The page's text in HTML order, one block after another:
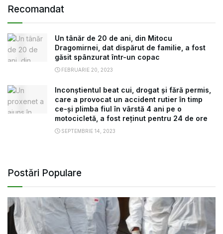
Recomandat
Un tânăr de 20 de ani, din Mitocu
Dragomirnei, dat dispărut de familie, a fost
găsit spânzurat într-un copac
FEBRUARIE 20, 2023
Inconștientul beat cui, drogat și fără permis,
care a provocat un accident rutier în timp
ce-și plimba fiul în vârstă 4 ani pe o
motocicletă, a fost reținut pentru 24 de ore
SEPTEMBRIE 14, 2023
Postări Populare